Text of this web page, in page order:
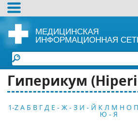
МЕДИЦИНСКАЯ
ИНФОРМАЦИОННАЯ
Гиперикум
1-Z А Б В Г Д Е - Ж - З И - Й К Л М Н О П
Ю - Я